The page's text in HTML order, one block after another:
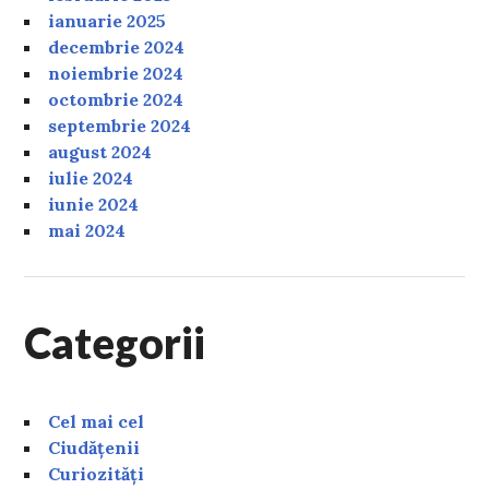
ianuarie 2025
decembrie 2024
noiembrie 2024
octombrie 2024
septembrie 2024
august 2024
iulie 2024
iunie 2024
mai 2024
Categorii
Cel mai cel
Ciudățenii
Curiozități